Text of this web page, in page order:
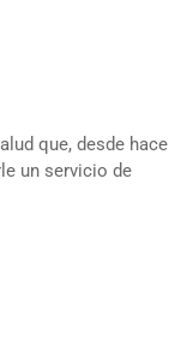
que, desde hace
un servicio de